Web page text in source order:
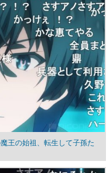
王の始祖、転生して子孫た